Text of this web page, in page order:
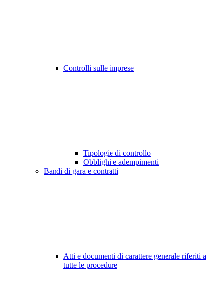
Controlli sulle imprese
Tipologie di controllo
Obblighi e adempimenti
Bandi di gara e contratti
Atti e documenti di carattere generale riferiti a
tutte le procedure